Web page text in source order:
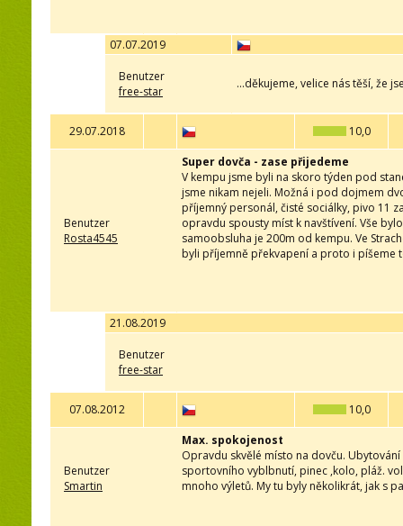
07.07.2019
Benutzer
free-star
...děkujeme, velice nás těší, že
29.07.2018 10,0
Benutzer
Rosta4545
Super dovča - zase přijedeme
V kempu jsme byli na skoro týden pod
jsme nikam nejeli. Možná i pod dojmem
příjemný personál, čisté sociálky, pivo 11
opravdu spousty míst k navštívení. Vše
samoobsluha je 200m od kempu. Ve
byli příjemně překvapení a proto i píšeme
21.08.2019
Benutzer
free-star
07.08.2012 10,0
Benutzer
Smartin
Max. spokojenost
Opravdu skvělé místo na dovču.
sportovního vyblbnutí, pinec ,kolo, pláž.
mnoho výletů. My tu byly několikrát, jak s